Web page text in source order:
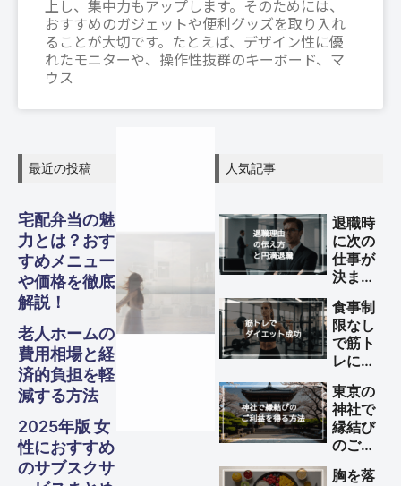
上し、集中力もアップします。そのためには、
おすすめのガジェットや便利グッズを取り入れ
ることが大切です。たとえば、デザイン性に優
れたモニターや、操作性抜群のキーボード、マ
ウス
最近の投稿
宅配弁当の魅
力とは？おす
すめメニュー
や価格を徹底
解説！
老人ホームの
費用相場と経
済的負担を軽
減する方法
2025年版 女
性におすすめ
のサブスクサ
ガジェ
ット
チュア
ル
ビジネ
ス
ファイ
ナンス
メ・フ
ード
旅行
美容・
健康
Other
ガジェ
ット
チュア
ル
ビジネ
ス
ファイ
ナンス
メ・フ
ード
旅行
美容・
健康
Other
ガジェ
ット
チュア
ル
ビジネ
ス
ファイ
ナンス
メ・フ
ード
旅行
美容・
健康
Other
人気記事
退職時
に次の
仕事が
決まっ
い理由
の伝え
方と円
満退職
のため
のポイ
ント
食事制
限なし
で筋ト
レによ
エット
を成功
させる
方法
東京の
神社で
縁結び
のご利
る方法
胸を落